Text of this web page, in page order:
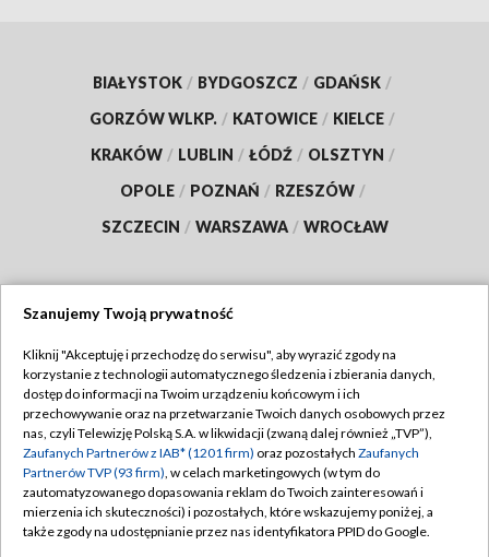
BIAŁYSTOK / BYDGOSZCZ / GDAŃSK /
GORZÓW WLKP. / KATOWICE / KIELCE /
KRAKÓW / LUBLIN / ŁÓDŹ / OLSZTYN /
OPOLE / POZNAŃ / RZESZÓW /
SZCZECIN / WARSZAWA / WROCŁAW
TVP
Abonament TVP
Emisja w TVP
Centrum informacji TVP
Naziemna Telewizja Cyfrowa
Regulamin TVP
Polityka prywatności
Moje zgody
Pomoc
Szanujemy Twoją prywatność
Kliknij "Akceptuję i przechodzę do serwisu", aby wyrazić zgody na
korzystanie z technologii automatycznego śledzenia i zbierania danych,
dostęp do informacji na Twoim urządzeniu końcowym i ich
przechowywanie oraz na przetwarzanie Twoich danych osobowych przez
nas, czyli Telewizję Polską S.A. w likwidacji (zwaną dalej również „TVP”),
Zaufanych Partnerów z IAB* (1201 firm) oraz pozostałych Zaufanych
Partnerów TVP (93 firm), w celach marketingowych (w tym do
zautomatyzowanego dopasowania reklam do Twoich zainteresowań i
mierzenia ich skuteczności) i pozostałych, które wskazujemy poniżej, a
także zgody na udostępnianie przez nas identyfikatora PPID do Google.